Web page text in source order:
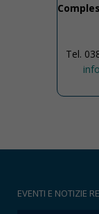
Tel.
EVENTI E NOTIZIE